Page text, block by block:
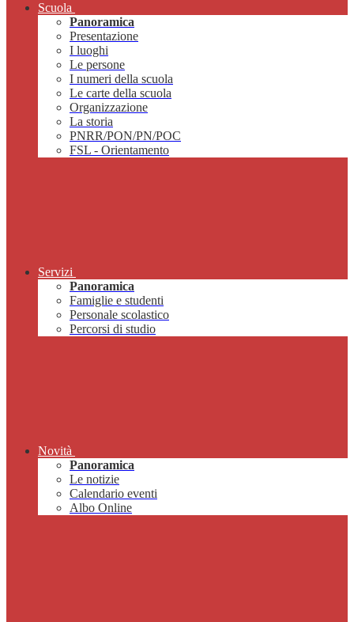
Scuola
Panoramica
Presentazione
I luoghi
Le persone
I numeri della scuola
Le carte della scuola
Organizzazione
La storia
PNRR/PON/PN/POC
FSL - Orientamento
Servizi
Panoramica
Famiglie e studenti
Personale scolastico
Percorsi di studio
Novità
Panoramica
Le notizie
Calendario eventi
Albo Online